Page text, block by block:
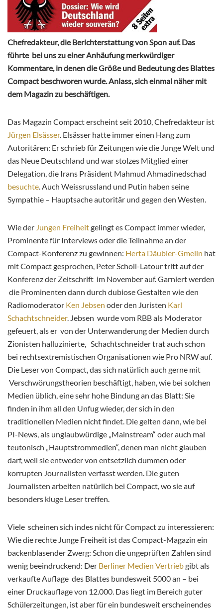
Chefredakteur, die Berichterstattung von Spon auf. Das
führte bei uns zu einer Anhäufung merkwürdiger
Kommentare, in denen die Größe und Bedeutung des Blattes
Compact beschworen wurde. Anlass, sich einmal näher mit
dem Magazin zu beschäftigen.
Das Magazin Compact erscheint seit 2010, Chefredakteur ist
Jürgen Elsässer. Elsässer hatte immer einen Hang zum
Autoritären: Er schrieb für Zeitungen wie die Junge Welt und
das Neue Deutschland und war stolzes Mitglied einer
Delegation, die Irans Präsident Mahmud Ahmadinedschad
besuchte. Auch Weissrussland und Putin haben seine
Sympathie – Hauptsache autoritär und gegen den Westen.
Wie der Jungen Freiheitgelingt es Compact immer wieder,
Prominente für Interviews oder die Teilnahme an der
Compact-Konferenz zu gewinnen: Herta Däubler-Gmelin hat
mit Compact gesprochen, Peter Scholl-Latour tritt auf der
Konferenz der Zeitschrift im November auf. Garniert werden
die Prominenten dann durch dubiose Gestalten wie den
Radiomoderator Ken Jebsen oder den Juristen Karl
Schachtschneider. Jebsen wurde vom RBB als Moderator
gefeuert, als er von der Unterwanderung der Medien durch
Zionisten halluzinierte, Schachtschneider trat auch schon
bei rechtsextremistischen Organisationen wie Pro NRW auf.
Die Leser von Compact, das sich natürlich auch gerne mit
Verschwörungstheorien beschäftigt, haben, wie bei solchen
Medien üblich, eine sehr hohe Bindung an das Blatt: Sie
finden in ihm all den Unfug wieder, der sich in den
traditionellen Medien nicht findet. Die gelten dann, wie bei
PI-News, als unglaubwürdige „Mainstream“ oder auch mal
teutonisch „Hauptstrommedien“, denen man nicht glauben
darf, weil sie entweder von entsetzlich dummen oder
korrupten Journalisten verfasst werden. Die guten
Journalisten arbeiten natürlich bei Compact, wo sie auf
besonders kluge Leser treffen.
Viele scheinen sich indes nicht für Compact zu interessieren:
Wie die rechte Junge Freiheit ist das Compact-Magazin ein
backenblasender Zwerg: Schon die ungeprüften Zahlen sind
wenig beeindruckend: Der Berliner Medien Vertriebgibt als
verkaufte Auflage des Blattes bundesweit 5000 an – bei
einer Druckauflage von 12.000. Das liegt im Bereich guter
Schülerzeitungen, ist aber für ein bundesweit erscheinendes